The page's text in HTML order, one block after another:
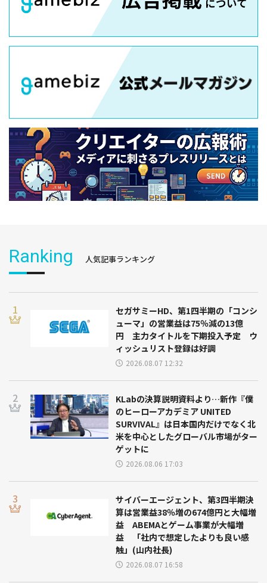
Ranking 人気記事ランキング
セガサミーHD、第1四半期の「コンシ
ューマ」の営業益は75％減の13億
円 主力タイトルを下期投入予定 ウ
ィッシュリスト登録は好調
2026.08.07 12:32
KLabの決算説明資料より…新作『僕
のヒーローアカデミア UNITED
SURVIVAL』は日本国内だけでなく北
米を中心としたグローバル市場がター
ゲットに
2026.08.06 17:03
サイバーエージェント、第3四半期決
算は営業益38％増の674億円と大幅増
益 ABEMAとゲーム事業が大幅増
益 「社内で想定したよりも良い感
触」(山内社長)
2026.08.07 16:58